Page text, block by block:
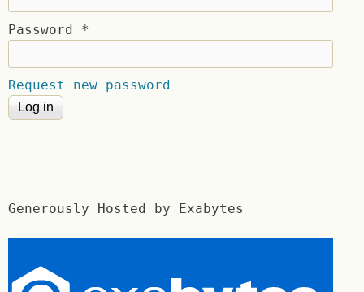
Password *
Request new password
Generously Hosted by Exabytes